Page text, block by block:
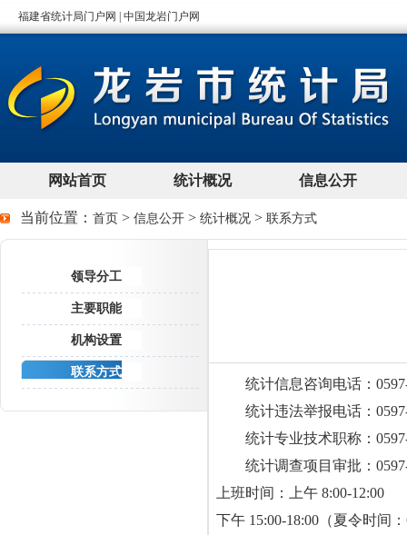
当前位置： 首页 > 信息公开 > 统计概况 > 联系方式
领导分工
主要职能
机构设置
联系方式
统计信息咨询电话：0597-
统计违法举报电话：0597-
统计专业技术职称：
统计调查项目审批：0597-
上班时间：上午 8:00-12:00
下午 15:00-18:00（夏令时间